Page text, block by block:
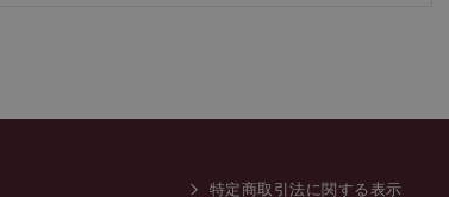
特定商取引法に関する表示